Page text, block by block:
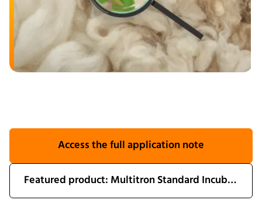
Access the full application note
Featured product: Multitron Standard Incubator Shaker